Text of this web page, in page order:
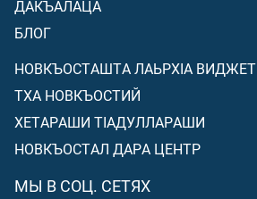
ДАКЪАЛАЦА
БЛОГ
НОВКЪОСТАШТА ЛАЬРХIА ВИДЖЕТ
ТХА НОВКЪОСТИЙ
ХЕТАРАШИ ТIАДУЛЛАРАШИ
НОВКЪОСТАЛ ДАРА ЦЕНТР
МЫ В СОЦ. СЕТЯХ